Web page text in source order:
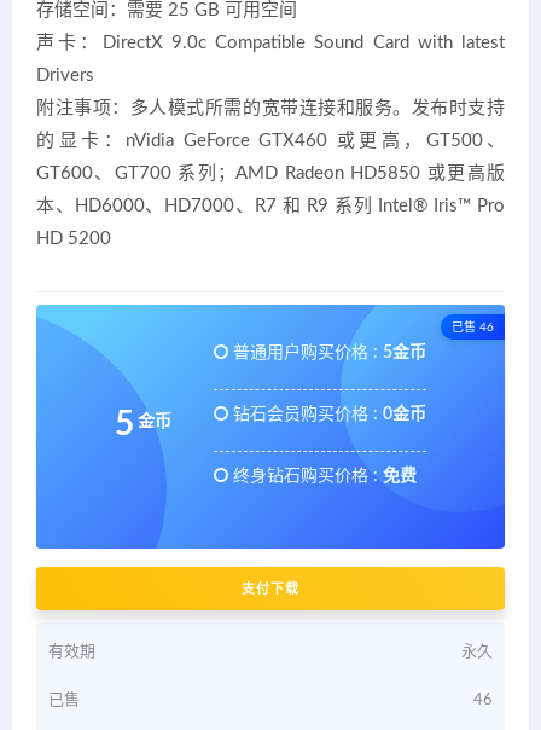
存储空间：需要 25 GB 可用空间
声卡：DirectX 9.0c Compatible Sound Card with latest
Drivers
附注事项：多人模式所需的宽带连接和服务。发布时支持
的显卡：nVidia GeForce GTX460 或更高，GT500、
GT600、GT700 系列；AMD Radeon HD5850 或更高版
本、HD6000、HD7000、R7 和 R9 系列 Intel® Iris™ Pro
HD 5200
已售 46
5 金币
普通用户购买价格 : 5金币
钻石会员购买价格 : 0金币
终身钻石购买价格 : 免费
支付下载
有效期 永久
已售 46